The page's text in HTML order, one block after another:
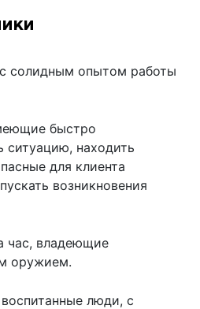
солидным опытом работы
быстро
ситуацию, находить
для клиента
возникновения
час, владеющие
оружием.
люди, с